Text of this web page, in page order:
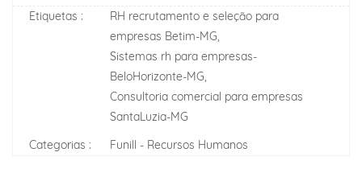
Etiquetas :
RH recrutamento e seleção para
empresas Betim-MG,
Sistemas rh para empresas-
BeloHorizonte-MG,
Consultoria comercial para empresas
SantaLuzia-MG
Categorias :
Funill - Recursos Humanos